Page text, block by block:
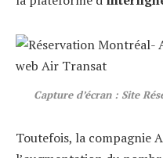
Capture d’écran : Site
Toutefois, la compagnie